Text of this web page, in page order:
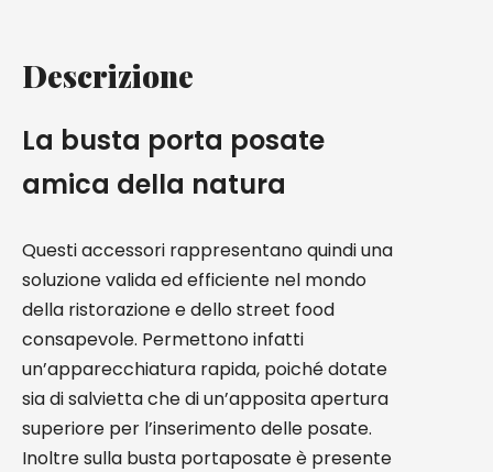
Descrizione
La busta porta posate
amica della natura
Questi accessori rappresentano quindi una
soluzione valida ed efficiente nel mondo
della ristorazione e dello street food
consapevole. Permettono infatti
un’apparecchiatura rapida, poiché dotate
sia di salvietta che di un’apposita apertura
superiore per l’inserimento delle posate.
Inoltre sulla busta portaposate è presente